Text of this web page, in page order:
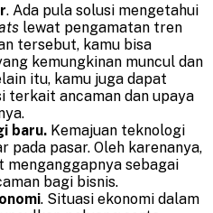
. Ada pula solusi mengetahui
lewat pengamatan tren
tersebut, kamu bisa
kemungkinan muncul dan
itu, kamu juga dapat
terkait ancaman dan upaya
baru. Kemajuan teknologi
pada pasar. Oleh karenanya,
menganggapnya sebagai
bagi bisnis.
. Situasi ekonomi dalam